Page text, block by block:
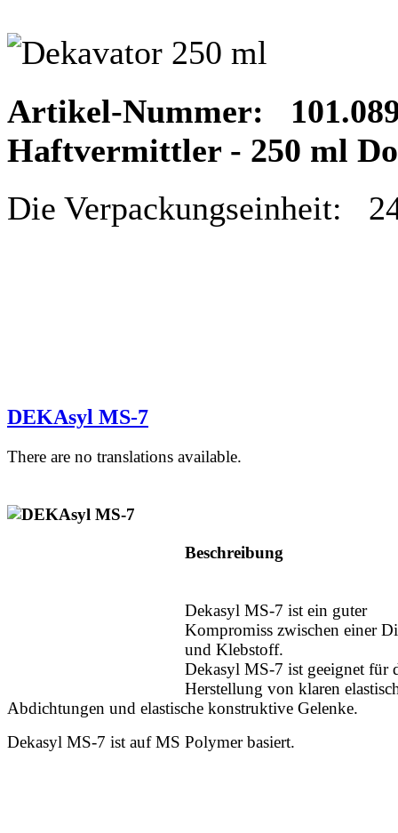
Artikel-Nummer:
Haftvermittler - 250 ml
Die Verpackungseinheit:
DEKAsyl MS-7
There are no translations available.
Beschreibung
Dekasyl MS-7 ist ein guter
Kompromiss zwischen einer
und Klebstoff.
Dekasyl MS-7 ist geeignet für
Herstellung von klaren
Abdichtungen und elastische konstruktive Gelenke.
Dekasyl MS-7 ist auf MS Polymer basiert.